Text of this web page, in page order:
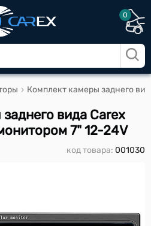
0
Комплект камеры заднего
вида Carex
7" 12-24V
код товара: 001030